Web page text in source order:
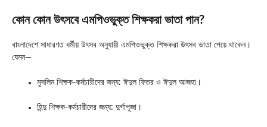
কোন কোন উৎসবে এমপিওভুক্ত শিক্ষকরা ভাতা পান?
বাংলাদেশে সাধারণত ধর্মীয় উৎসব অনুযায়ী এমপিওভুক্ত শিক্ষকরা উৎসব ভাতা পেয়ে থাকেন।
যেমন—
মুসলিম শিক্ষক-কর্মচারীদের জন্য: ঈদুল ফিতর ও ঈদুল আজহা।
হিন্দু শিক্ষক-কর্মচারীদের জন্য: দুর্গাপূজা।